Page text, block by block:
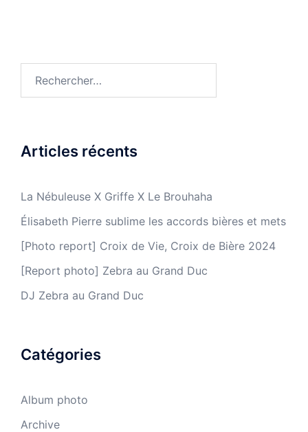
Articles récents
La Nébuleuse X Griffe X Le Brouhaha
Élisabeth Pierre sublime les accords bières et mets
[Photo report] Croix de Vie, Croix de Bière 2024
[Report photo] Zebra au Grand Duc
DJ Zebra au Grand Duc
Catégories
Album photo
Archive